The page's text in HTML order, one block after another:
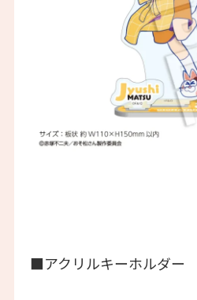
■アクリルキーホルダー